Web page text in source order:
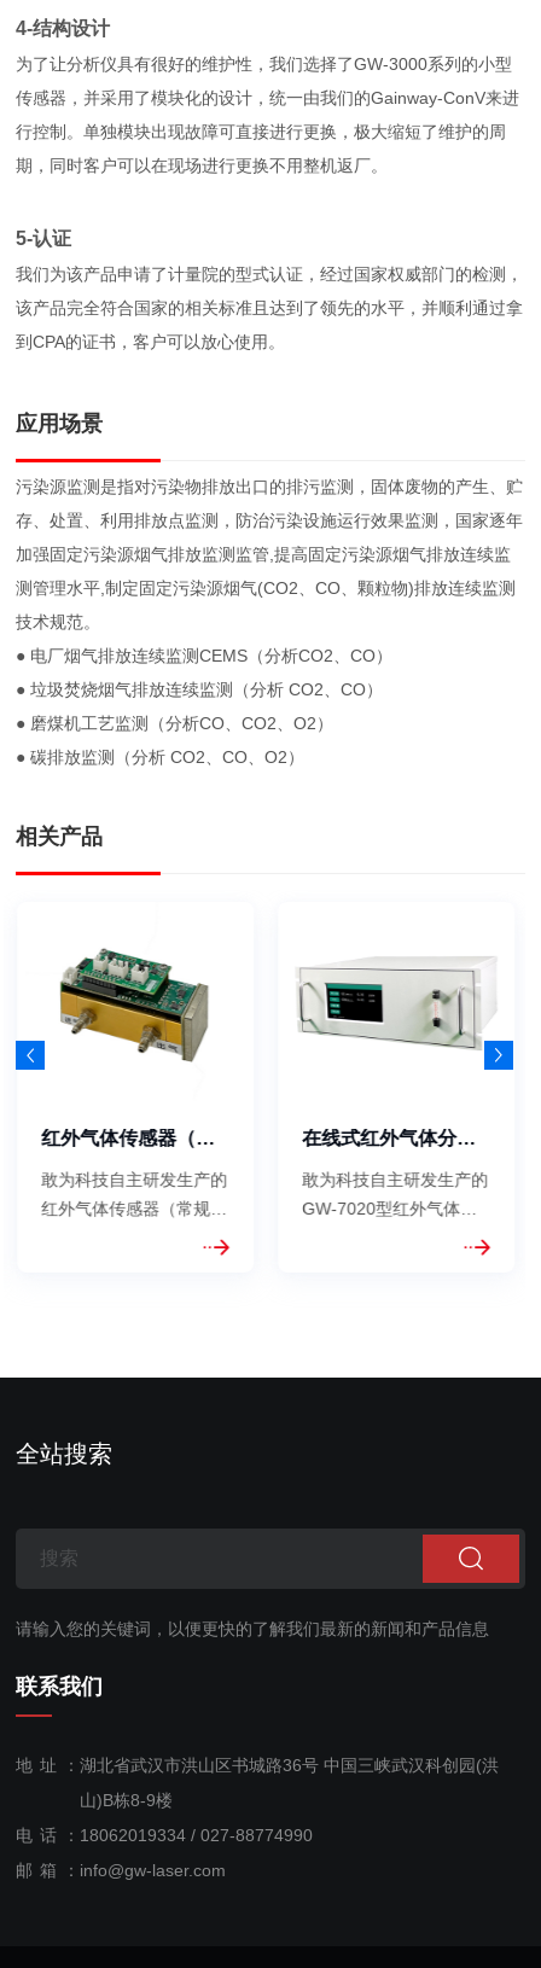
4-结构设计
为了让分析仪具有很好的维护性，我们选择了GW-3000系列的小型
传感器，并采用了模块化的设计，统一由我们的Gainway-ConV来进
行控制。单独模块出现故障可直接进行更换，极大缩短了维护的周
期，同时客户可以在现场进行更换不用整机返厂。
5-认证
我们为该产品申请了计量院的型式认证，经过国家权威部门的检测，
该产品完全符合国家的相关标准且达到了领先的水平，并顺利通过拿
到CPA的证书，客户可以放心使用。
应用场景
污染源监测是指对污染物排放出口的排污监测，固体废物的产生、贮
存、处置、利用排放点监测，防治污染设施运行效果监测，国家逐年
加强固定污染源烟气排放监测监管,提高固定污染源烟气排放连续监
测管理水平,制定固定污染源烟气(CO2、CO、颗粒物)排放连续监测
技术规范。
● 电厂烟气排放连续监测CEMS（分析CO2、CO）
● 垃圾焚烧烟气排放连续监测（分析 CO2、CO）
● 磨煤机工艺监测（分析CO、CO2、O2）
● 碳排放监测（分析 CO2、CO、O2）
相关产品
在线式红外气体分析仪（医用氧）
敢为科技自主研发生产的
GW-7020型红外气体分
二部关于医用氧测试
红外气体传感器（常规量程）
敢为科技自主研发生产的
红外气体传感器（常规量
采用封装氮气处理，具有
命以及更...
全站搜索
请输入您的关键词，以便更快的了解我们最新的新闻和产品信息
联系我们
地址： 湖北省武汉市洪山区书城路36号 中国三峡武汉科创园(洪
山)B栋8-9楼
电话： 18062019334 / 027-88774990
售后服
邮箱： info@gw-laser.com